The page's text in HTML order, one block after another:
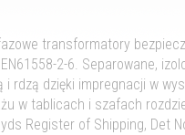
transformatory
2-6. Separowane,
i rdzą dzięki impregnacji w
w tablicach i szafach
Register of Shipping, Det